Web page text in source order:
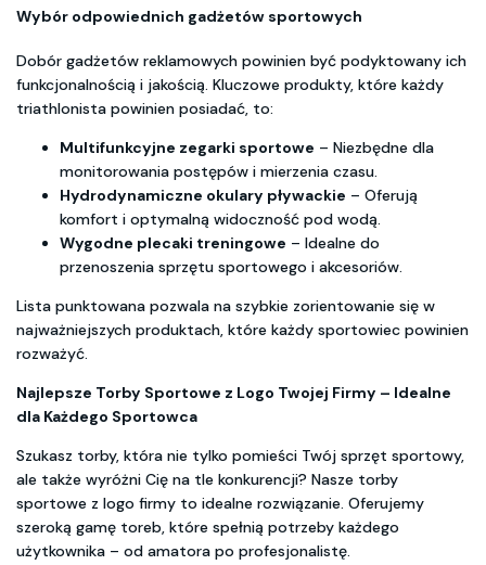
Wybór odpowiednich gadżetów sportowych
Dobór gadżetów reklamowych powinien być podyktowany ich
funkcjonalnością i jakością. Kluczowe produkty, które każdy
triathlonista powinien posiadać, to:
Multifunkcyjne zegarki sportowe – Niezbędne dla
monitorowania postępów i mierzenia czasu.
Hydrodynamiczne okulary pływackie – Oferują
komfort i optymalną widoczność pod wodą.
Wygodne plecaki treningowe – Idealne do
przenoszenia sprzętu sportowego i akcesoriów.
Lista punktowana pozwala na szybkie zorientowanie się w
najważniejszych produktach, które każdy sportowiec powinien
rozważyć.
Najlepsze Torby Sportowe z Logo Twojej Firmy – Idealne
dla Każdego Sportowca
Szukasz torby, która nie tylko pomieści Twój sprzęt sportowy,
ale także wyróżni Cię na tle konkurencji? Nasze torby
sportowe z logo firmy to idealne rozwiązanie. Oferujemy
szeroką gamę toreb, które spełnią potrzeby każdego
użytkownika – od amatora po profesjonalistę.